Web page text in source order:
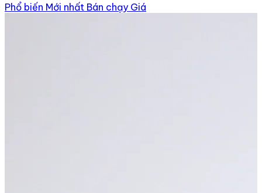
Phổ biến Mới nhất Bán chạy Giá